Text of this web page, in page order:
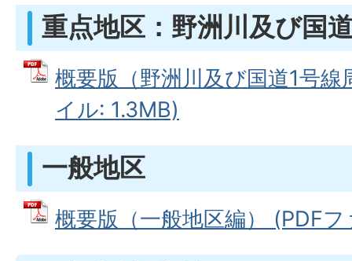
重点地区：野洲川及び国
概要版（野洲川及び国道1号
イル: 1.3MB)
一般地区
概要版（一般地区編） (PDF